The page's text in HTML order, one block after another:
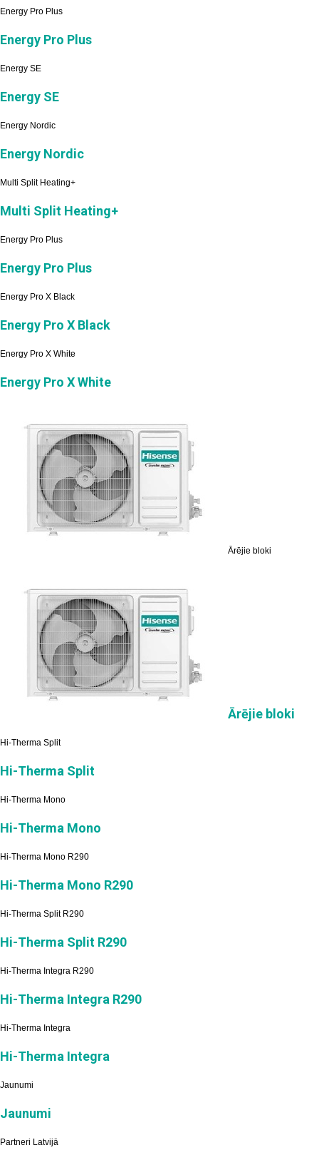
Energy Pro Plus
Energy Pro Plus
Energy SE
Energy SE
Energy Nordic
Energy Nordic
Multi Split Heating+
Multi Split Heating+
Energy Pro Plus
Energy Pro Plus
Energy Pro X Black
Energy Pro X Black
Energy Pro X White
Energy Pro X White
Ārējie bloki
Ārējie bloki
Hi-Therma Split
Hi-Therma Split
Hi-Therma Mono
Hi-Therma Mono
Hi-Therma Mono R290
Hi-Therma Mono R290
Hi-Therma Split R290
Hi-Therma Split R290
Hi-Therma Integra R290
Hi-Therma Integra R290
Hi-Therma Integra
Hi-Therma Integra
Jaunumi
Jaunumi
Partneri Latvijā